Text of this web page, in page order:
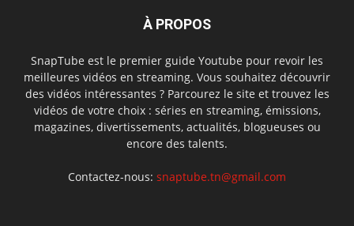
À PROPOS
SnapTube est le premier guide Youtube pour revoir les
meilleures vidéos en streaming. Vous souhaitez découvrir
des vidéos intéressantes ? Parcourez le site et trouvez les
vidéos de votre choix : séries en streaming, émissions,
magazines, divertissements, actualités, blogueuses ou
encore des talents.
Contactez-nous: snaptube.tn@gmail.com